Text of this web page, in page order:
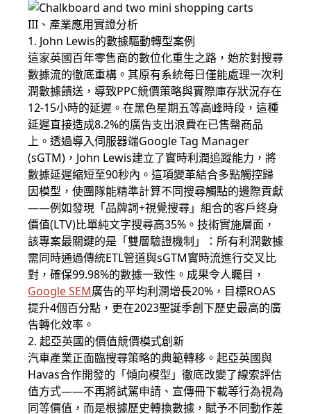
III、產業應用實證分析
1. John Lewis的數據驅動轉型案例
這家英國百年零售商的數位化重生之路，始於對搜尋
數據流的徹底重構。其原有系統每日僅能處理一次利
潤數據饋送，導致PPC競價策略與實際庫存狀況存在
12-15小時的延遲。在黑色星期五等高峰時段，這種
延遲直接造成8.2%的廣告支出浪費在已售罄商品
上。透過導入伺服器端Google Tag Manager
(sGTM)，John Lewis建立了實時利潤追蹤能力，將
數據延遲縮短至90秒內。這項變革結合多點觸控歸
因模型，使團隊能精準計算不同搜尋觸點的邊際貢獻
——例如發現「品牌詞+視覺搜尋」組合的客戶終身
價值(LTV)比單純文字搜尋高35%。技術實施層面，
該專案最關鍵的是「雙層驗證機制」：所有利潤數據
需同時通過傳統ETL管道與sGTM實時流進行交叉比
對，確保99.98%的數據一致性。成果令人矚目，
Google SEM廣告的平均利潤增長20%，目標ROAS
提升4個百分點，更在2023聖誕季創下歷史最高的廣
告轉化效率。
2. 起亞英國的價值競價模式創新
汽車產業正面臨搜尋策略的典範轉移。起亞英國與
Havas合作開發的「傾向模型」徹底改變了線索評估
值方式——不再將試駕申請、宣傳冊下載等行為視為
同等價值，而是根據歷史轉換數據，賦予不同動作差